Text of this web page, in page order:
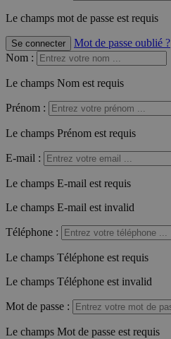
Le champs mot de passe est requis
Se connecter
Mot de passe oublié ?
Nom :
Le champs Nom est requis
Prénom :
Le champs Prénom est requis
E-mail :
Le champs E-mail est requis
Le champs E-mail est invalid
Téléphone :
Le champs Téléphone est requis
Le champs Téléphone est invalid
Mot de passe :
Le champs Mot de passe est requis